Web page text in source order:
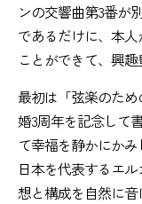
ンの交響曲第3番が
であるだけに、本
ことができて、興趣
最初は「弦楽のた
婚3周年を記念して
て幸福を静かにか
日本を代表するエ
想と構成を自然に